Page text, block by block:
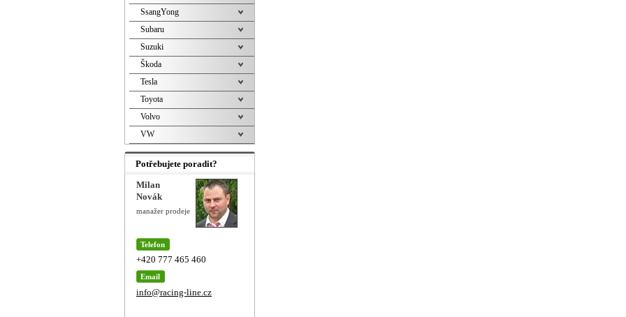
SsangYong
Subaru
Suzuki
Škoda
Tesla
Toyota
Volvo
VW
Potřebujete poradit?
Milan
Novák
manažer prodeje
Telefon
+420 777 465 460
Email
info@racing-line.cz